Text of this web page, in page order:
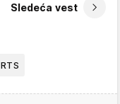
Sledeća vest
RTS